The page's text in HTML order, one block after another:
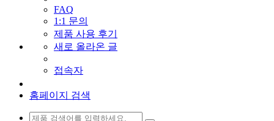
FAQ
1:1 문의
제품 사용 후기
새로 올라온 글
접속자
홈페이지 검색